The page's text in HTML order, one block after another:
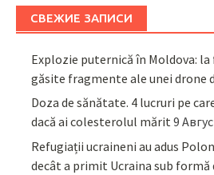
СВЕЖИЕ ЗАПИСИ
Explozie puternică în Moldova:
găsite fragmente ale unei drone
Doza de sănătate. 4 lucruri pe
dacă ai colesterolul mărit9
Refugiații ucraineni au adus
decât a primit Ucraina sub formă